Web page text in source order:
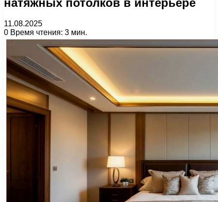
натяжных потолков в интерьере
11.08.2025
0 Время чтения: 3 мин.